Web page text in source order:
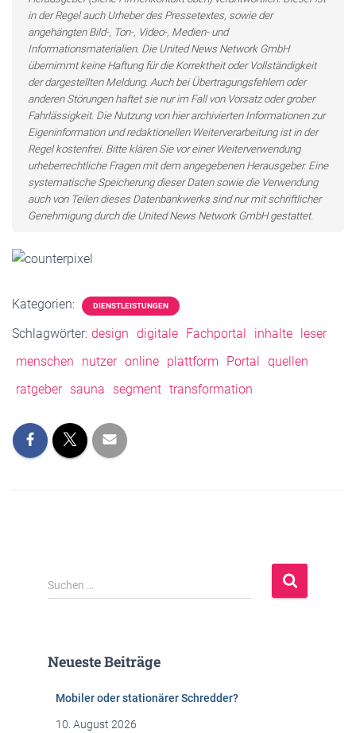
in der Regel auch Urheber des Pressetextes, sowie der
angehängten Bild-, Ton-, Video-, Medien- und
Informationsmaterialien. Die United News Network GmbH
übernimmt keine Haftung für die Korrektheit oder Vollständigkeit
der dargestellten Meldung. Auch bei Übertragungsfehlern oder
anderen Störungen haftet sie nur im Fall von Vorsatz oder grober
Fahrlässigkeit. Die Nutzung von hier archivierten Informationen zur
Eigeninformation und redaktionellen Weiterverarbeitung ist in der
Regel kostenfrei. Bitte klären Sie vor einer Weiterverwendung
urheberrechtliche Fragen mit dem angegebenen Herausgeber. Eine
systematische Speicherung dieser Daten sowie die Verwendung
auch von Teilen dieses Datenbankwerks sind nur mit schriftlicher
Genehmigung durch die United News Network GmbH gestattet.
Kategorien: DIENSTLEISTUNGEN
Schlagwörter: design digitale Fachportal inhalte
leser
menschen
nutzer online plattform Portal
quellen
ratgeber sauna segment transformation
S
u
n
Suchen …
Neueste Beiträge
Mobiler oder stationärer Schredder?
10. August 2026